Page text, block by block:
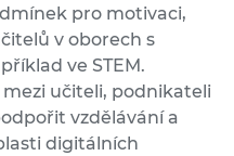
pro motivaci,
v oborech s
ve STEM.
učiteli, podnikateli
vzdělávání a
digitálních